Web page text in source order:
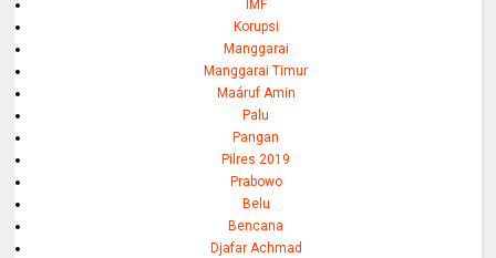
IMF
Korupsi
Manggarai
Manggarai Timur
Maáruf Amin
Palu
Pangan
Pilres 2019
Prabowo
Belu
Bencana
Djafar Achmad